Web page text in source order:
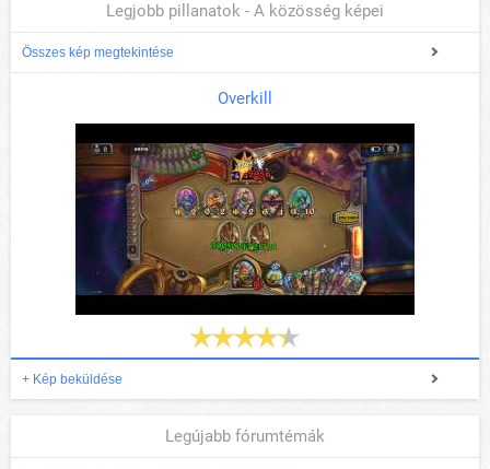
Legjobb pillanatok - A közösség képei
Összes kép megtekintése
Overkill
+ Kép beküldése
Legújabb fórumtémák